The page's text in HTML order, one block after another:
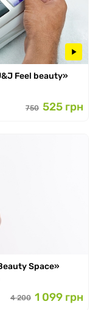
Feel beauty»
750 525 грн
Space»
4 200 1 099 грн